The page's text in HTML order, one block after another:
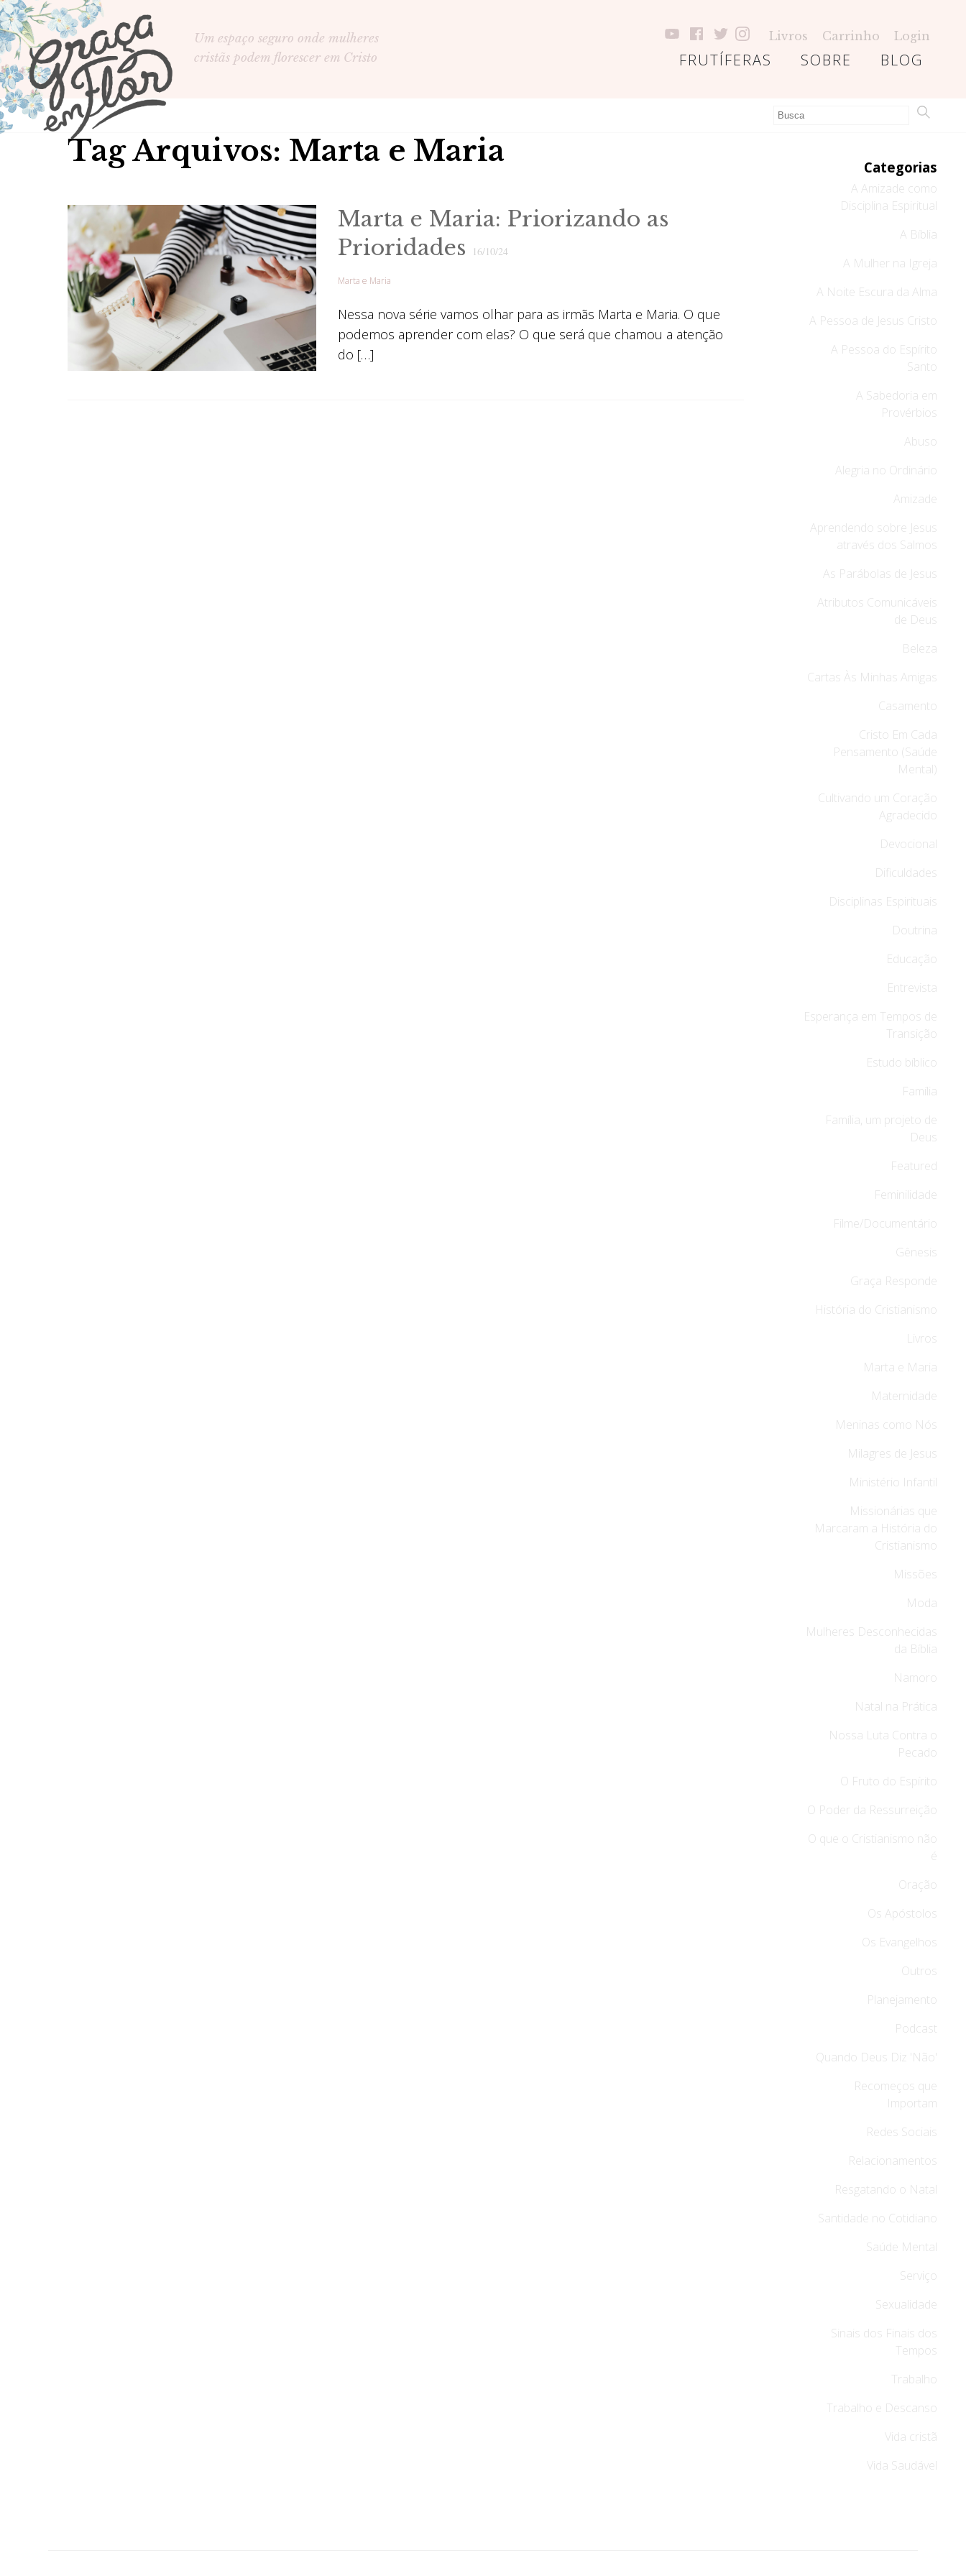
Um espaço seguro onde mulheres
cristãs podem florescer em Cristo
Livros Carrinho Login
BLOG
SOBRE
FRUTÍFERAS
Tag Arquivos: Marta e Maria
Marta e Maria: Priorizando as
Prioridades
16/10/24
Marta e Maria
Nessa nova série vamos olhar para as irmãs Marta e Maria. O que
podemos aprender com elas? O que será que chamou a atenção
do […]
Categorias
A Amizade como
Disciplina Espiritual
A Bíblia
A Mulher na Igreja
A Noite Escura da Alma
A Pessoa de Jesus Cristo
A Pessoa do Espírito
Santo
A Sabedoria em
Provérbios
Abuso
Alegria no Ordinário
Amizade
Aprendendo sobre Jesus
através dos Salmos
As Parábolas de Jesus
Atributos Comunicáveis
de Deus
Beleza
Cartas Às Minhas Amigas
Casamento
Cristo Em Cada
Pensamento (Saúde
Mental)
Cultivando um Coração
Agradecido
Devocional
Dificuldades
Disciplinas Espirituais
Doutrina
Educação
Entrevista
Esperança em Tempos de
Transição
Estudo bíblico
Família
Família, um projeto de
Deus
Featured
Feminilidade
Filme/Documentário
Gênesis
Graça Responde
História do Cristianismo
Livros
Marta e Maria
Maternidade
Meninas como Nós
Milagres de Jesus
Ministério Infantil
Missionárias que
Marcaram a História do
Cristianismo
Missões
Moda
Mulheres Desconhecidas
da Bíblia
Namoro
Natal na Prática
Nossa Luta Contra o
Pecado
O Fruto do Espírito
O Poder da Ressurreição
O que o Cristianismo não
é
Oração
Os Apóstolos
Os Evangelhos
Outros
Planejamento
Podcast
Quando Deus Diz 'Não'
Recomeços que
Importam
Redes Sociais
Relacionamentos
Resgatando o Natal
Santidade no Cotidiano
Saúde Mental
Serviço
Sexualidade
Sinais dos Finais dos
Tempos
Trabalho
Trabalho e Descanso
Vida cristã
Vida Saudável